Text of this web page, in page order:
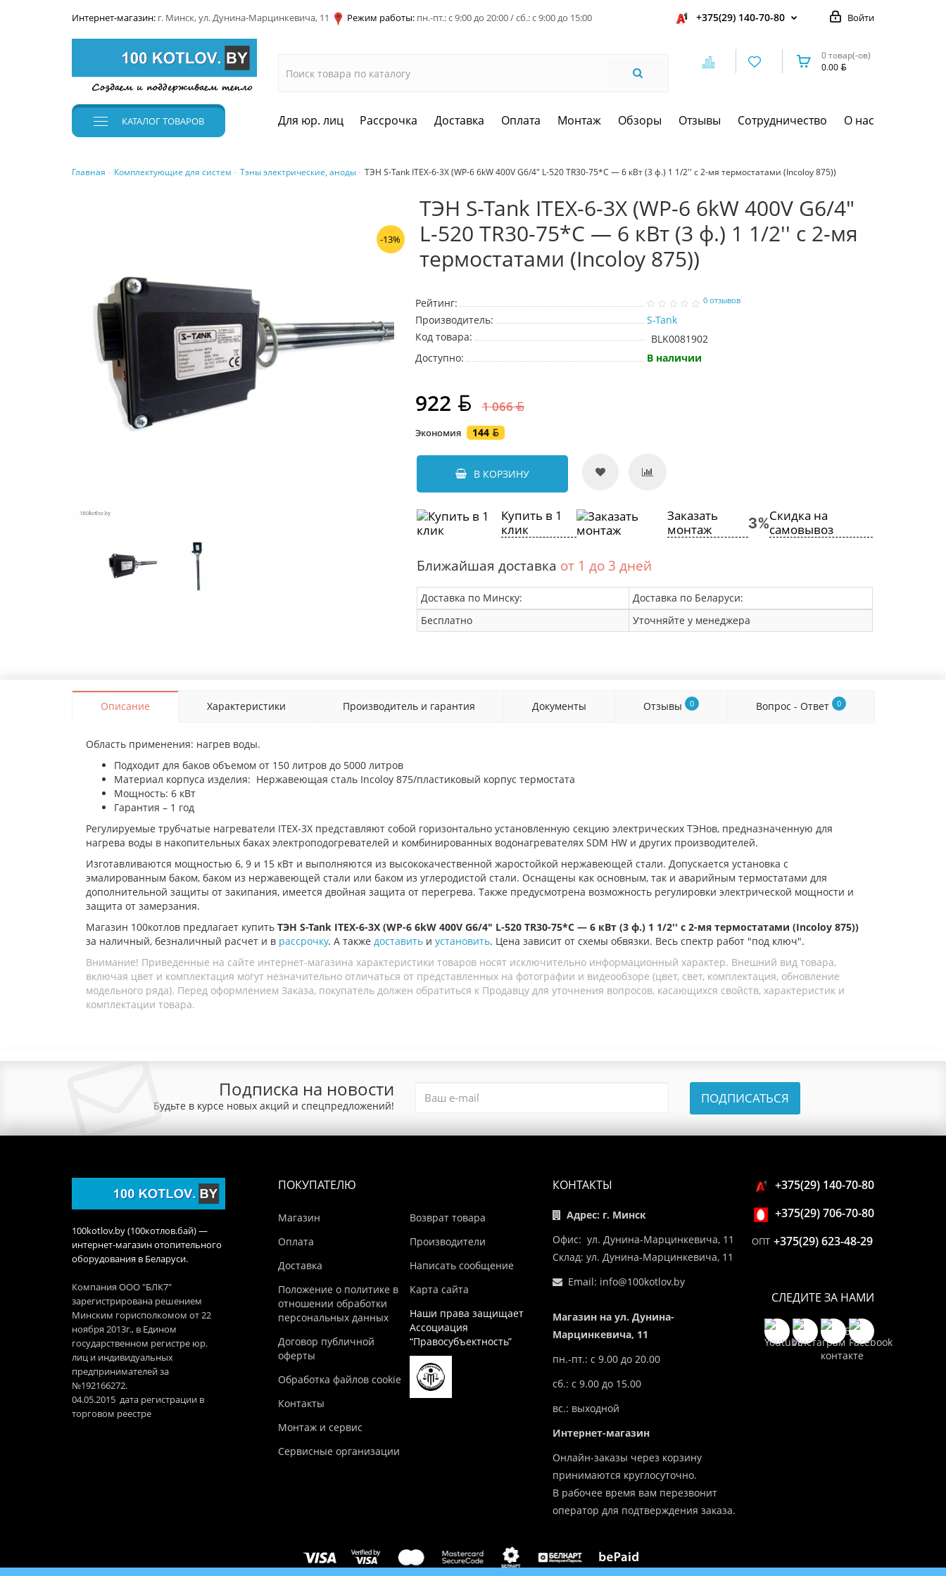
Интернет-магазин: г. Минск, ул. Дунина-Марцинкевича, 11 Режим работы: пн.-пт.: с 9:00 до 20:00 / сб.: с 9:00 до 15:00 Войти
+375(29) 140-70-80
0 товар(-ов)
0.00
КАТАЛОГТОВАРОВ Для юр. лиц Рассрочка Доставка Оплата Монтаж Обзоры Отзывы Сотрудничество О нас
Главная Комплектующие для систем Тэны электрические, аноды ТЭН S-Tank ITEX-6-3X (WP-6 6kW 400V G6/4" L-520 TR30-75*C — 6 кВт (3 ф.) 1 1/2'' c 2-мя термостатами (Incoloy 875))
-13%
ТЭН S-Tank ITEX-6-3X (WP-6 6kW 400V G6/4"
L-520 TR30-75*C — 6 кВт (3 ф.) 1 1/2'' c 2-мя
термостатами (Incoloy 875))
Рейтинг: 0 отзывов
Производитель:
S-Tank
Код товара:
BLK0081902
Доступно:
В наличии
922 1 066
Экономия 144
В КОРЗИНУ
Купить в 1
клик
Заказать
монтаж
Скидка на
самовывоз
Ближайшая доставка от 1 до 3 дней
Доставка по Минску:
Доставка по Беларуси:
Бесплатно
Уточняйте у менеджера
Описание Характеристики Производитель и гарантия Документы Отзывы 0 Вопрос - Ответ 0
Область применения: нагрев воды.
Подходит для баков объемом от 150 литров до 5000 литров
Материал корпуса изделия: Нержавеющая сталь Incoloy 875/пластиковый корпус термостата
Мощность: 6 кВт
Гарантия – 1 год
Регулируемые трубчатые нагреватели ITEX-3X представляют собой горизонтально установленную секцию электрических ТЭНов, предназначенную для
нагрева воды в накопительных баках электроподогревателей и комбинированных водонагревателях SDM HW и других производителей.
Изготавливаются мощностью 6, 9 и 15 кВт и выполняются из высококачественной жаростойкой нержавеющей стали. Допускается установка с
эмалированным баком, баком из нержавеющей стали или баком из углеродистой стали. Оснащены как основным, так и аварийным термостатами для
дополнительной защиты от закипания, имеется двойная защита от перегрева. Также предусмотрена возможность регулировки электрической мощности и
защита от замерзания.
Магазин 100котлов предлагает купить ТЭН S-Tank ITEX-6-3X (WP-6 6kW 400V G6/4" L-520 TR30-75*C — 6 кВт (3 ф.) 1 1/2'' c 2-мя термостатами (Incoloy 875))
за наличный, безналичный расчет и в рассрочку. А также доставить и установить. Цена зависит от схемы обвязки. Весь спектр работ "под ключ".
Внимание! Приведенные на сайте интернет-магазина характеристики товаров носят исключительно информационный характер. Внешний вид товара,
включая цвет и комплектация могут незначительно отличаться от представленных на фотографии и видеообзоре (цвет, свет, комплектация, обновление
модельного ряда). Перед оформлением Заказа, покупатель должен обратиться к Продавцу для уточнения вопросов, касающихся свойств, характеристик и
комплектации товара.
Подписка на новости
Будьте в курсе новых акций и спецпредложений! ПОДПИСАТЬСЯ
100kotlov.by (100котлов.бай) —
интернет-магазин отопительного
оборудования в Беларуси.
Компания ООО "БЛК7"
зарегистрирована решением
Минским горисполкомом от 22
ноября 2013г., в Едином
государственном регистре юр.
лиц и индивидуальных
предпринимателей за
№192166272.
04.05.2015 дата регистрации в
торговом реестре
ПОКУПАТЕЛЮ
Магазин
Оплата
Доставка
Положение о политике в
отношении обработки
персональных данных
Договор публичной
оферты
Обработка файлов cookie
Контакты
Монтаж и сервис
Сервисные организации
Возврат товара
Производители
Написать сообщение
Карта сайта
Наши права защищает
Ассоциация
“Правосубъектность”
КОНТАКТЫ
Адрес: г. Минск
Офис: ул. Дунина-Марцинкевича, 11
Склад: ул. Дунина-Марцинкевича, 11
Email: info@100kotlov.by
Магазин на ул. Дунина-
Марцинкевича, 11
пн.-пт.: с 9.00 до 20.00
сб.: с 9.00 до 15.00
вс.: выходной
Интернет-магазин
Онлайн-заказы через корзину
принимаются круглосуточно.
В рабочее время вам перезвонит
оператор для подтверждения заказа.
+375(29) 140-70-80
+375(29) 706-70-80
ОПТ +375(29) 623-48-29
СЛЕДИТЕ ЗА НАМИ